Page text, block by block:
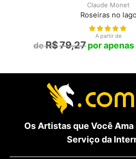
Claude Monet
Roseiras no lago
A partir de
R$79,27
Os Artistas que Você
Serviço da